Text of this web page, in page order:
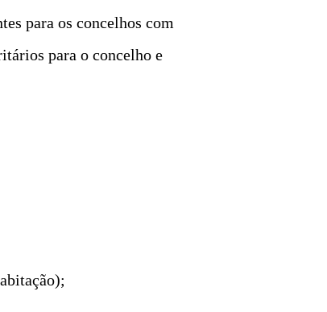
para os concelhos com
para o concelho e